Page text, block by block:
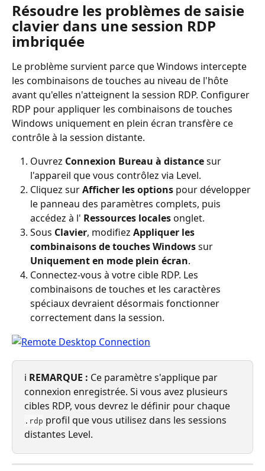
Résoudre les problèmes de saisie
clavier dans une session RDP
imbriquée
Le problème survient parce que Windows intercepte
les combinaisons de touches au niveau de l'hôte
avant qu'elles n'atteignent la session RDP. Configurer
RDP pour appliquer les combinaisons de touches
Windows uniquement en plein écran transfère ce
contrôle à la session distante.
Ouvrez Connexion Bureau à distance sur
l'appareil que vous contrôlez via Level.
Cliquez sur Afficher les options pour développer
le panneau des paramètres complets, puis
accédez à l' Ressources locales onglet.
Sous Clavier, modifiez Appliquer les
combinaisons de touches Windows sur
Uniquement en mode plein écran.
Connectez-vous à votre cible RDP. Les
combinaisons de touches et les caractères
spéciaux devraient désormais fonctionner
correctement dans la session.
ℹ️ REMARQUE : Ce paramètre s'applique par
connexion enregistrée. Si vous avez plusieurs
cibles RDP, vous devrez le définir pour chaque
.rdp profil que vous utilisez dans les sessions
distantes Level.